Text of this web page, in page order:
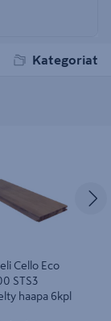
Kategoriat
Cello Eco
STS3
haapa 6kpl